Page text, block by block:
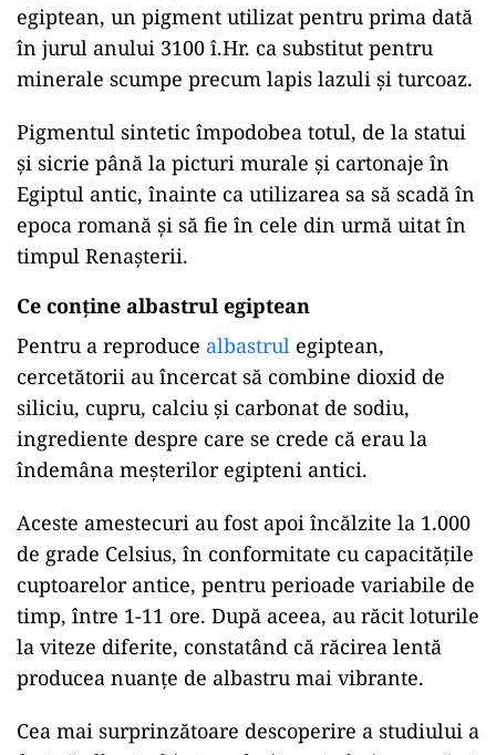
egiptean, un pigment utilizat pentru prima dată
în jurul anului 3100 î.Hr. ca substitut pentru
minerale scumpe precum lapis lazuli și turcoaz.
Pigmentul sintetic împodobea totul, de la statui
și sicrie până la picturi murale și cartonaje în
Egiptul antic, înainte ca utilizarea sa să scadă în
epoca romană și să fie în cele din urmă uitat în
timpul Renașterii.
Ce conține albastrul egiptean
Pentru a reproduce albastrul egiptean,
cercetătorii au încercat să combine dioxid de
siliciu, cupru, calciu și carbonat de sodiu,
ingrediente despre care se crede că erau la
îndemâna meșterilor egipteni antici.
Aceste amestecuri au fost apoi încălzite la 1.000
de grade Celsius, în conformitate cu capacitățile
cuptoarelor antice, pentru perioade variabile de
timp, între 1-11 ore. După aceea, au răcit loturile
la viteze diferite, constatând că răcirea lentă
producea nuanțe de albastru mai vibrante.
Cea mai surprinzătoare descoperire a studiului a